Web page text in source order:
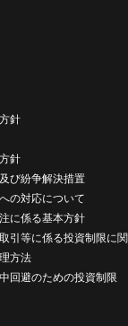
針
針
び紛争解決措置
の対応について
に係る基本方針
引等に係る投資制限に関
方法
回避のための投資制限